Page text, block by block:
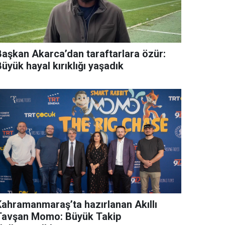
Akarca’dan taraftarlara özür:
hayal kırıklığı yaşadık
hazırlanan Akıllı
Momo: Büyük Takip